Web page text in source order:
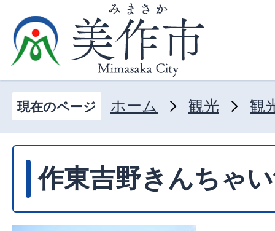
現在のページ ホーム 観光 観
作東吉野きんちゃ